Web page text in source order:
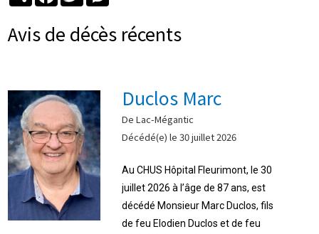
Avis de décès récents
Duclos Marc
De Lac-Mégantic
Décédé(e) le 30 juillet 2026
Au CHUS Hôpital Fleurimont, le 30
juillet 2026 à l’âge de 87 ans, est
décédé Monsieur Marc Duclos, fils
de feu Elodien Duclos et de feu